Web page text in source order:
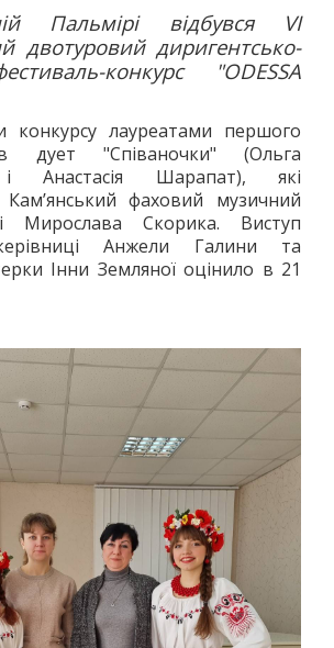
Пальмірі відбувся VI
двотуровий диригентсько-
конкурс "ODESSA
конкурсу лауреатами першого
дует "Співаночки" (Ольга
і Анастасія Шарапат), які
Кам’янський фаховий музичний
Мирослава Скорика. Виступ
Анжели Галини та
Інни Земляної оцінило в 21